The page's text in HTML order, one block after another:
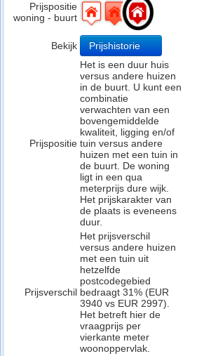
Prijspositie
woning - buurt
Bekijk Prijshistorie
Prijspositie
Het is een duur huis
versus andere huizen
in de buurt. U kunt een
combinatie
verwachten van een
bovengemiddelde
kwaliteit, ligging en/of
tuin versus andere
huizen met een tuin in
de buurt. De woning
ligt in een qua
meterprijs dure wijk.
Het prijskarakter van
de plaats is eveneens
duur.
Prijsverschil
Het prijsverschil
versus andere huizen
met een tuin uit
hetzelfde
postcodegebied
bedraagt 31% (EUR
3940 vs EUR 2997).
Het betreft hier de
vraagprijs per
vierkante meter
woonoppervlak.